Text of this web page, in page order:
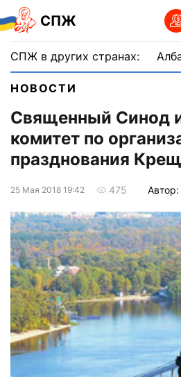
СПЖ
СПЖ в других странах:
НОВОСТИ
Священный Синод
комитет по
празднования
25 Мая 2018 19:42 475 Автор: